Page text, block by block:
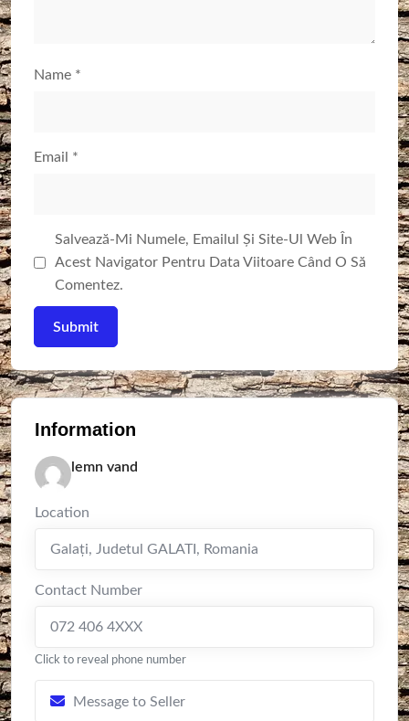
Name *
Email *
Salvează-Mi Numele, Emailul Și Site-Ul Web În
Acest Navigator Pentru Data Viitoare Când O Să
Comentez.
Information
lemn vand
Location
Galaţi, Judetul GALATI , Romania
Contact Number
072 406 4XXX
Click to reveal phone number
Message to Seller